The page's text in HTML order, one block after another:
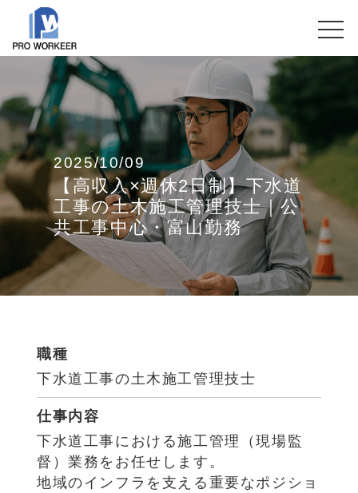
2025/10/09
【高収入×週休2日制】下水道
工事の土木施工管理技士｜公
共工事中心・富山勤務
職種
下水道工事の土木施工管理技士
仕事内容
下水道工事における施工管理（現場監
督）業務をお任せします。
地域のインフラを支える重要なポジショ